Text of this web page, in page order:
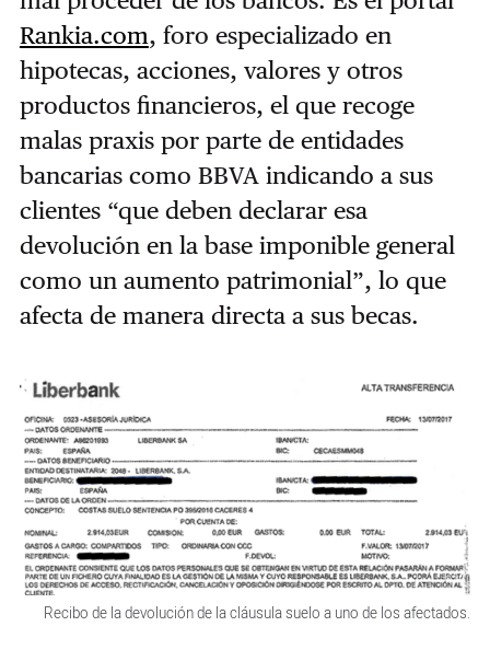
Rankia.com, foro especializado en
hipotecas, acciones, valores y otros
productos financieros, el que recoge
malas praxis por parte de entidades
bancarias como BBVA indicando a sus
clientes “que deben declarar esa
devolución en la base imponible general
como un aumento patrimonial”, lo que
afecta de manera directa a sus becas.
Recibo de la devolución de la cláusula suelo a uno de los afectados.